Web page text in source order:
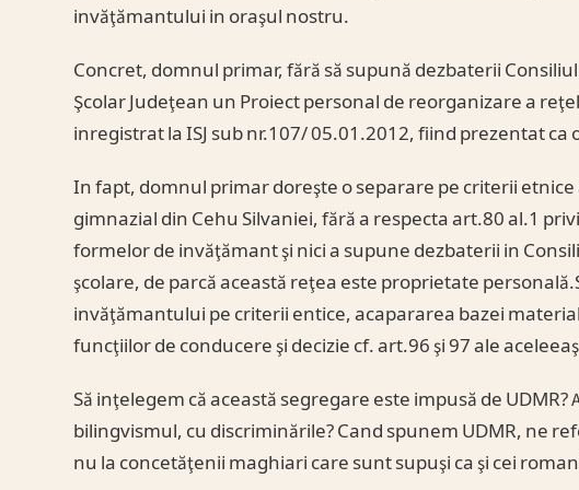
invăţămantului in oraşul nostru.
Concret, domnul primar, fără să supună dezbaterii
Şcolar Judeţean un Proiect personal de reorganizare a
inregistrat la ISJ sub nr.107/ 05.01.2012, fiind prezentat ca
In fapt, domnul primar doreşte o separare pe criterii
gimnazial din Cehu Silvaniei, fără a respecta art.80 al.1
formelor de invăţămant şi nici a supune dezbaterii in
şcolare, de parcă această reţea este proprietate
invăţămantului pe criterii entice, acapararea bazei
funcţiilor de conducere şi decizie cf. art.96 şi 97 ale
Să inţelegem că această segregare este impusă de
bilingvismul, cu discriminările? Cand spunem UDMR, ne
nu la concetăţenii maghiari care sunt supuşi ca şi cei